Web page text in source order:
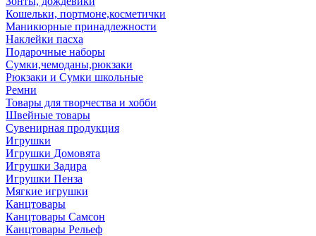
Кошельки, портмоне,косметички
Маникюрные принадлежности
Наклейки пасха
Подарочные наборы
Сумки,чемоданы,рюкзаки
Рюкзаки и Сумки школьные
Ремни
Товары для творчества и хобби
Швейные товары
Сувенирная продукция
Игрушки
Игрушки Домовята
Игрушки Задира
Игрушки Пенза
Мягкие игрушки
Канцтовары
Канцтовары Самсон
Канцтовары Рельеф